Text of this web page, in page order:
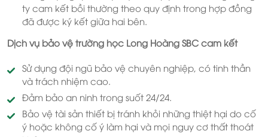
ty cam kết bồi thường theo quy định trong hợp đồng
đã được ký kết giữa hai bên.
Dịch vụ bảo vệ trường học Long Hoàng SBC cam kết
Sử dụng đội ngũ bảo vệ chuyên nghiệp, có tinh thần
và trách nhiệm cao.
Đảm bảo an ninh trong suốt 24/24.
Bảo vệ tài sản thiết bị tránh khỏi những thiệt hại do cố
ý hoặc không cố ý làm hại và mọi nguy cơ thất thoát